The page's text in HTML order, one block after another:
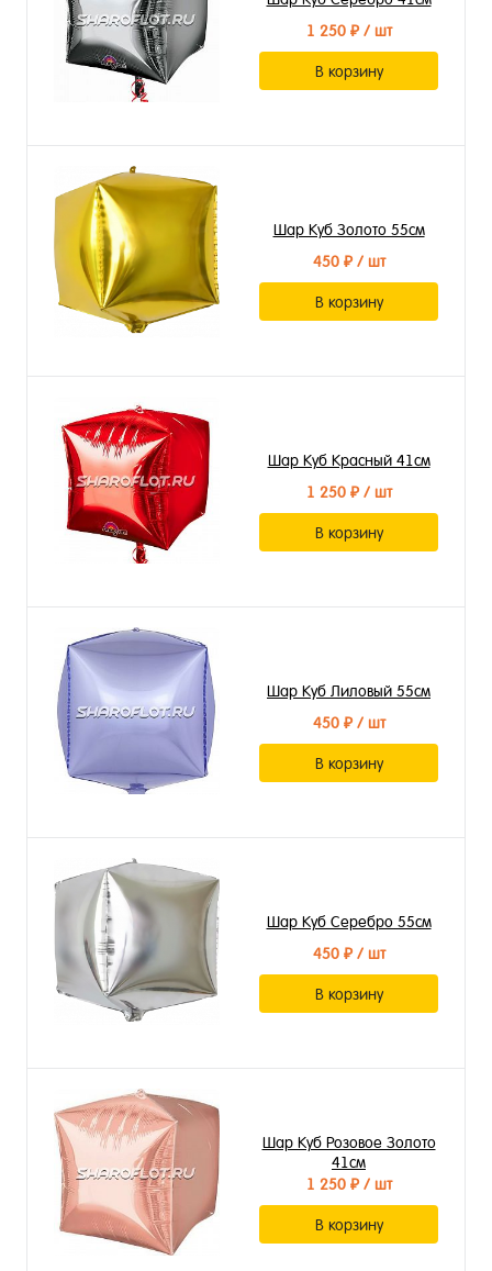
1 250 ₽/ шт
В корзину
Шар Куб Золото 55см
450 ₽/ шт
В корзину
Шар Куб Красный 41см
1 250 ₽/ шт
В корзину
Шар Куб Лиловый 55см
450 ₽/ шт
В корзину
Шар Куб Серебро 55см
450 ₽/ шт
В корзину
Шар Куб Розовое Золото
41см
1 250 ₽/ шт
В корзину